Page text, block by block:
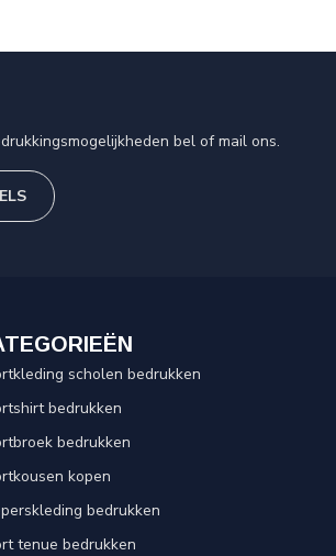
bel of mail ons.
scholen bedrukken
bedrukken
bedrukken
kopen
bedrukken
tenue bedrukken